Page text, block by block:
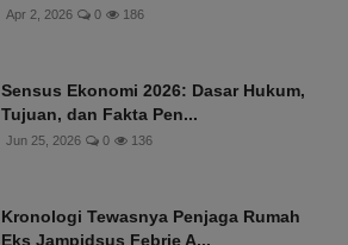
Apr 2, 2026 0 186
Sensus Ekonomi 2026: Dasar Hukum,
Tujuan, dan Fakta Pen...
Jun 25, 2026 0 136
Kronologi Tewasnya Penjaga Rumah
Eks Jampidsus Febrie A...